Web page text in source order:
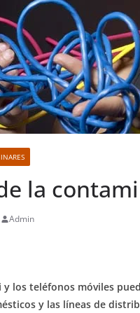
la
Admin
y los teléfonos móviles
y las líneas de